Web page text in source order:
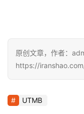
是汗水，这一刻的
里，去铭记2018年